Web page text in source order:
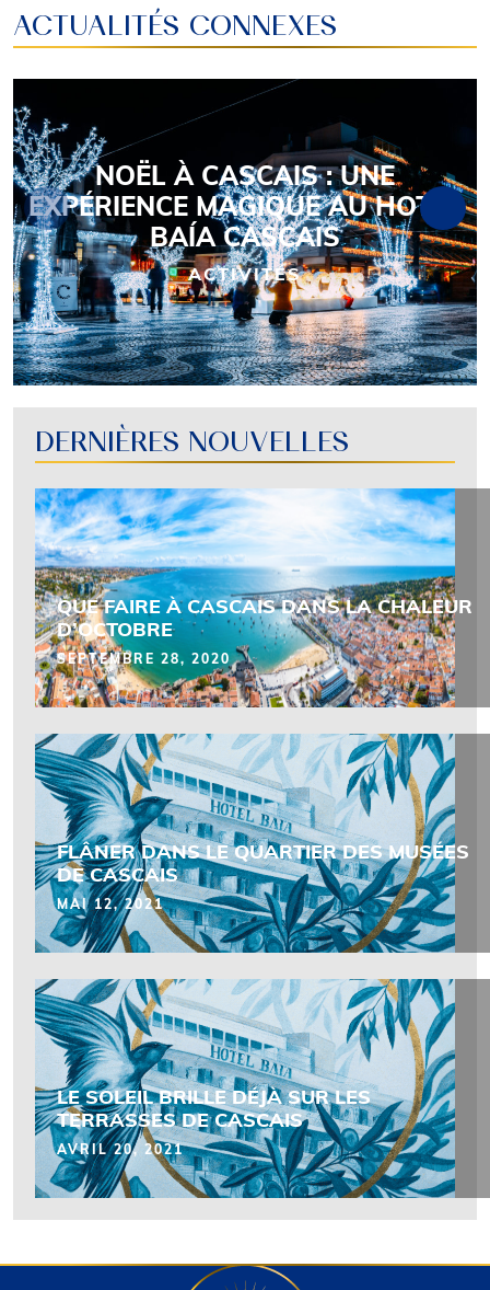
ACTUALITÉS CONNEXES
NOËL À CASCAIS : UNE
EXPÉRIENCE MAGIQUE AU HOTEL
BAÍA CASCAIS
ACTIVITÉS
DERNIÈRES NOUVELLES
QUE FAIRE À CASCAIS DANS LA CHALEUR
D’OCTOBRE
SEPTEMBRE 28, 2020
FLÂNER DANS LE QUARTIER DES MUSÉES
DE CASCAIS
MAI 12, 2021
LE SOLEIL BRILLE DÉJÀ SUR LES
TERRASSES DE CASCAIS
AVRIL 20, 2021